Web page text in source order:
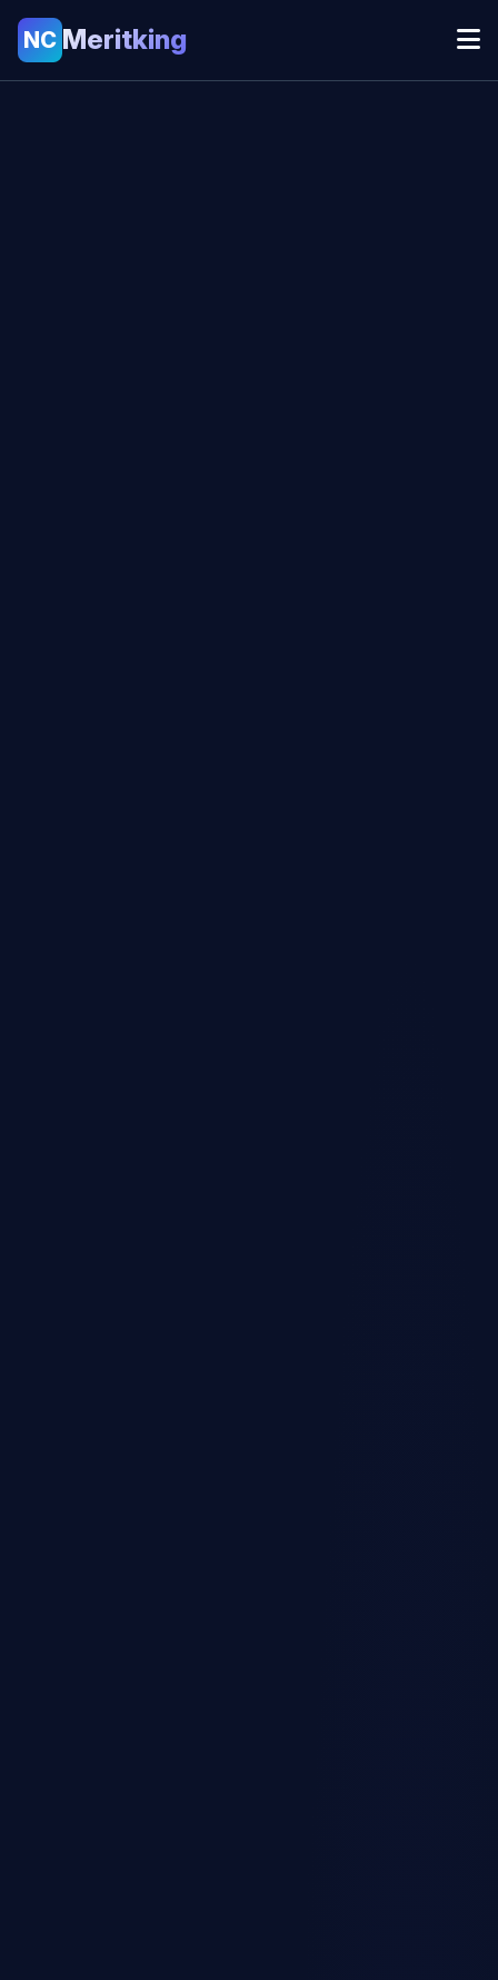
NC Meritking